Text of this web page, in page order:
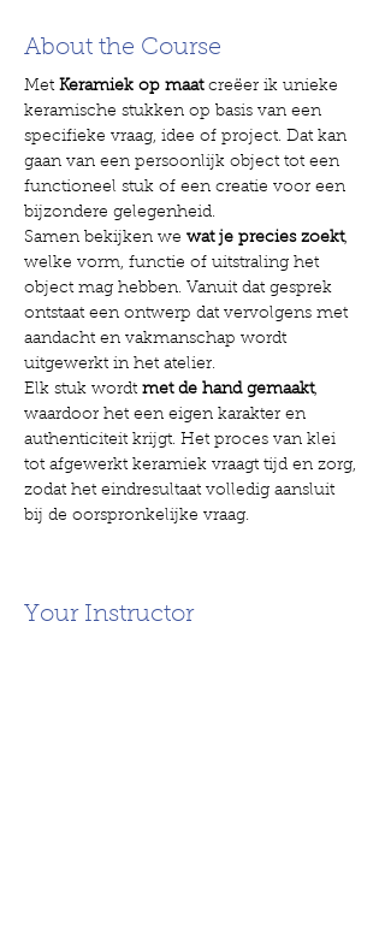
About the Course
Met Keramiek op maat creëer ik unieke
keramische stukken op basis van een
specifieke vraag, idee of project. Dat kan
gaan van een persoonlijk object tot een
functioneel stuk of een creatie voor een
bijzondere gelegenheid.
Samen bekijken we wat je precies zoekt,
welke vorm, functie of uitstraling het
object mag hebben. Vanuit dat gesprek
ontstaat een ontwerp dat vervolgens met
aandacht en vakmanschap wordt
uitgewerkt in het atelier.
Elk stuk wordt met de hand gemaakt,
waardoor het een eigen karakter en
authenticiteit krijgt. Het proces van klei
tot afgewerkt keramiek vraagt tijd en zorg,
zodat het eindresultaat volledig aansluit
bij de oorspronkelijke vraag.
Your Instructor